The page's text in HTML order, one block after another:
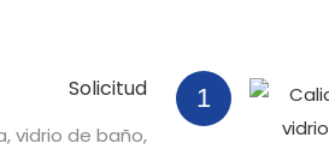
1
Solicitud
vidrio de baño,